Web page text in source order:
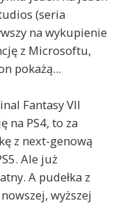
(seria
na wykupienie
z Microsoftu,
pokażą...
Fantasy VII
na PS4, to za
z next-genową
Ale już
A pudełka z
wyższej